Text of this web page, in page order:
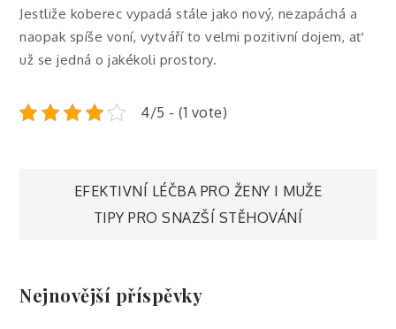
Jestliže koberec vypadá stále jako nový, nezapáchá a
naopak spíše voní, vytváří to velmi pozitivní dojem, ať
už se jedná o jakékoli prostory.
4/5 - (1 vote)
Navigace
příspěvek
EFEKTIVNÍ LÉČBA PRO ŽENY I MUŽE
TIPY PRO SNAZŠÍ STĚHOVÁNÍ
Nejnovější příspěvky